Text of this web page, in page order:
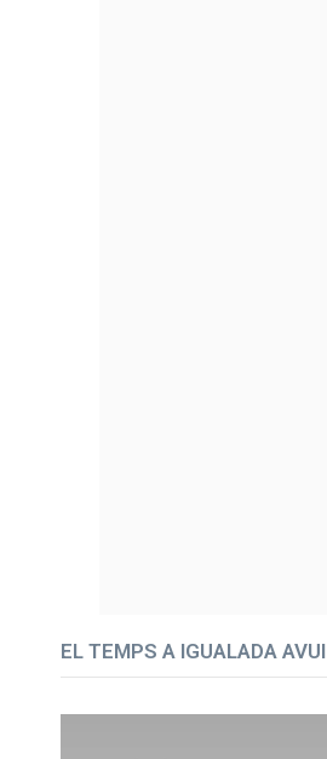
EL TEMPS A IGUALADA AVUI